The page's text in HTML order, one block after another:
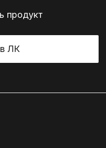
продукт
ЛК